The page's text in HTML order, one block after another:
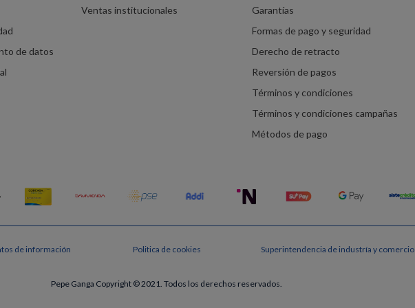
de datos
Ventas institucionales
Garantías
Formas de pago y seguridad
Derecho de retracto
Reversión de pagos
Términos y condiciones
Términos y condiciones campañas
Métodos de pago
de información Politica de cookies Superintendencia de industría y comercio
Pepe Ganga Copyright © 2021. Todos los derechos reservados.